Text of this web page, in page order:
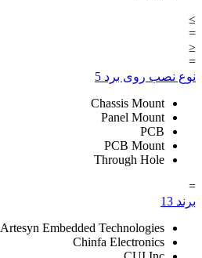
≥
=
≤
=
نوع نصب روی برد 5
Chassis Mount
Panel Mount
PCB
PCB Mount
Through Hole
=
برند 13
Artesyn Embedded Technologies
Chinfa Electronics